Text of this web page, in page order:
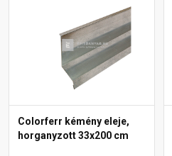
Colorferr kémény eleje,
horganyzott 33x200 cm